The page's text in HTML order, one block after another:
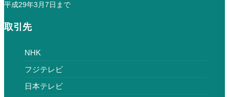
平成29年3月7日まで
取引先
NHK
フジテレビ
日本テレビ